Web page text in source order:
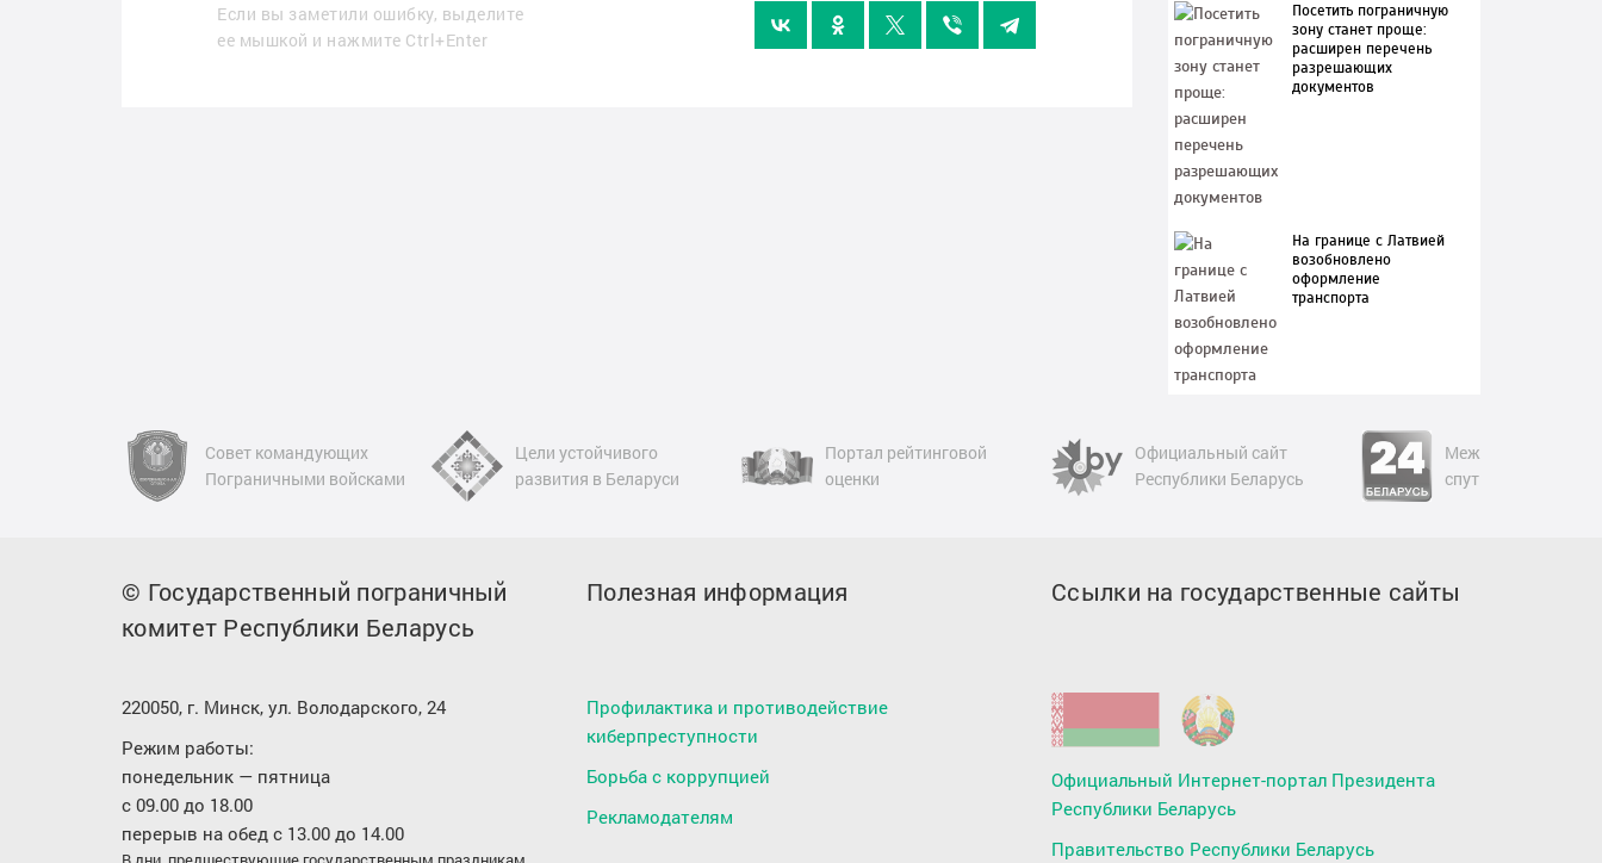
Если вы заметили ошибку, выделите
ее мышкой и нажмите Ctrl+Enter
Посетить пограничную
зону станет проще:
расширен перечень
разрешающих
документов
На границе с Латвией
возобновлено
оформление
транспорта
Совет командующих
Пограничными войсками
Цели устойчивого
развития в Беларуси
Портал рейтинговой
оценки
Официальный сайт
Республики Беларусь
Международный
спутниковый
© Государственный пограничный
комитет Республики Беларусь
220050, г. Минск, ул. Володарского, 24
Режим работы:
понедельник — пятница
с 09.00 до 18.00
перерыв на обед с 13.00 до 14.00
Полезная информация
Профилактика и противодействие
киберпреступности
Борьба с коррупцией
Рекламодателям
Ссылки на государственные сайты
Официальный Интернет-портал Президента
Республики Беларусь
Правительство Республики Беларусь